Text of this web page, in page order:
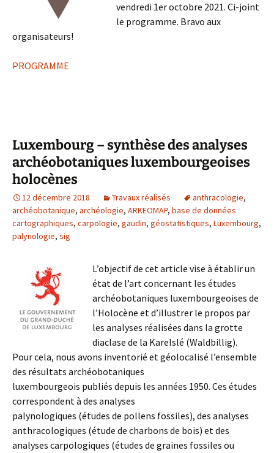
vendredi 1er octobre 2021. Ci-joint
le programme. Bravo aux
organisateurs!
PROGRAMME
Luxembourg – synthèse des analyses
archéobotaniques luxembourgeoises
holocènes
12 décembre 2018 Travaux réalisés anthracologie,
archéobotanique, archéologie, ARKEOMAP, base de données
cartographiques, carpologie, gaudin, géostatistiques, Luxembourg,
palynologie, sig
L’objectif de cet article vise à établir un
état de l’art concernant les études
archéobotaniques luxembourgeoises de
l’Holocène et d’illustrer le propos par
les analyses réalisées dans la grotte
diaclase de la Karelslé (Waldbillig).
Pour cela, nous avons inventorié et géolocalisé l’ensemble
des résultats archéobotaniques
luxembourgeois publiés depuis les années 1950. Ces études
correspondent à des analyses
palynologiques (études de pollens fossiles), des analyses
anthracologiques (étude de charbons de bois) et des
analyses carpologiques (études de graines fossiles ou